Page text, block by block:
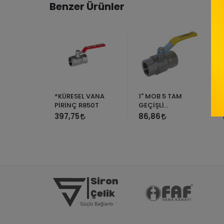
Benzer Ürünler
*KÜRESEL VANA
PİRİNÇ R850T
397,75
1" MOB 5 TAM
GEÇİŞLİ
DOĞALGAZ
86,86